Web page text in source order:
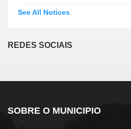
See All Notices
REDES SOCIAIS
SOBRE O MUNICIPIO